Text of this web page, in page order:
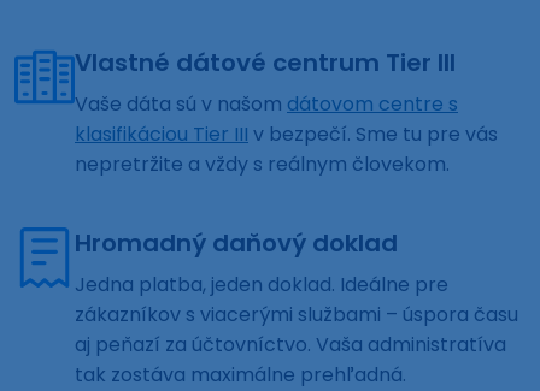
Vlastné dátové centrum Tier III
Vaše dáta sú v našom dátovom centre s
klasifikáciou Tier III v bezpečí. Sme tu pre vás
nepretržite a vždy s reálnym človekom.
Hromadný daňový doklad
Jedna platba, jeden doklad. Ideálne pre
zákazníkov s viacerými službami – úspora času
aj peňazí za účtovníctvo. Vaša administratíva
tak zostáva maximálne prehľadná.